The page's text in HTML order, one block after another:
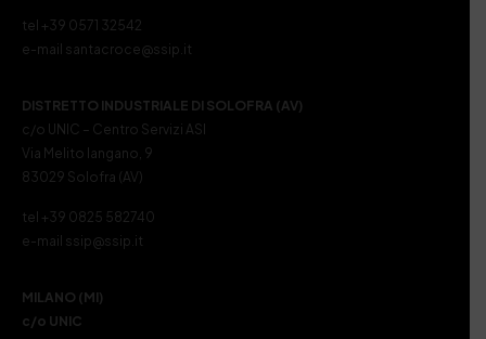
tel +39 0571 32542
e-mail santacroce@ssip.it
DISTRETTO INDUSTRIALE DI SOLOFRA (AV)
c/o UNIC – Centro Servizi ASI
Via Melito Iangano, 9
83029 Solofra (AV)
tel +39 0825 582740
e-mail ssip@ssip.it
MILANO (MI)
c/o UNIC